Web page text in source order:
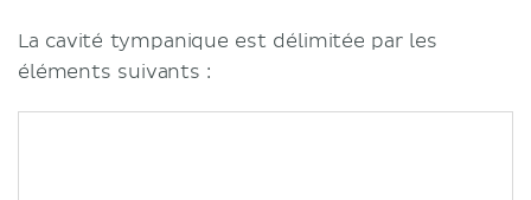
Drainage veineux
Innervation
La cavité tympanique est délimitée par les
éléments suivants :